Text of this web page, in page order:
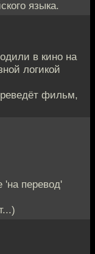
языка.
в кино на
логикой
фильм,
перевод'